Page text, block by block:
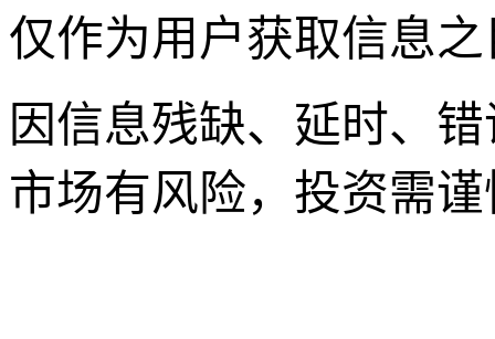
仅作为用户获取信息
因信息残缺、延时、
市场有风险，投资需